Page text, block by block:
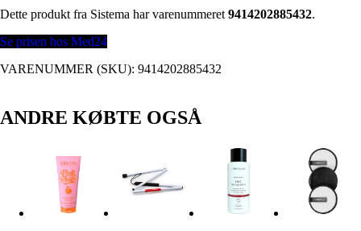
Dette produkt fra Sistema har varenummeret 9414202885432.
Se prisen hos Med24
VARENUMMER (SKU): 9414202885432
ANDRE KØBTE OGSÅ